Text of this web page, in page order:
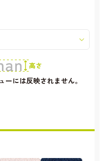
には反映されません。